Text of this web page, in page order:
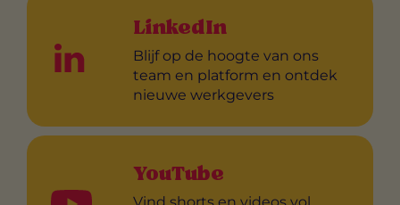
LinkedIn
Blijf op de hoogte van ons
team en platform en ontdek
nieuwe werkgevers
YouTube
Vind shorts en videos vol